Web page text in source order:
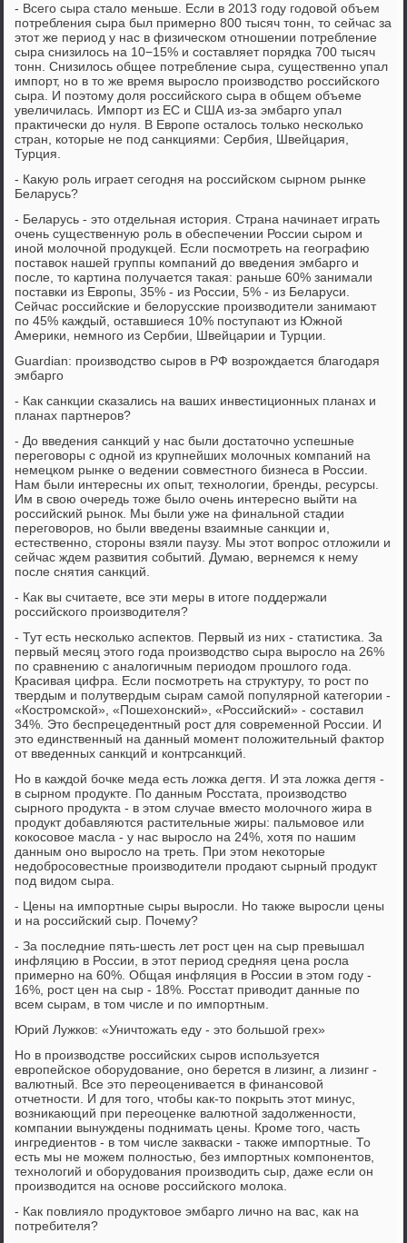
- Всего сыра стало меньше. Если в 2013 году годовой объем
потребления сыра был примерно 800 тысяч тонн, то сейчас за
этот же период у нас в физическом отношении потребление
сыра снизилось на 10−15% и составляет порядка 700 тысяч
тонн. Снизилось общее потребление сыра, существенно упал
импорт, но в то же время выросло производство российского
сыра. И поэтому доля российского сыра в общем объеме
увеличилась. Импорт из ЕС и США из-за эмбарго упал
практически до нуля. В Европе осталось только несколько
стран, которые не под санкциями: Сербия, Швейцария,
Турция.
- Какую роль играет сегодня на российском сырном рынке
Беларусь?
- Беларусь - это отдельная история. Страна начинает играть
очень существенную роль в обеспечении России сыром и
иной молочной продукцей. Если посмотреть на географию
поставок нашей группы компаний до введения эмбарго и
после, то картина получается такая: раньше 60% занимали
поставки из Европы, 35% - из России, 5% - из Беларуси.
Сейчас российские и белорусские производители занимают
по 45% каждый, оставшиеся 10% поступают из Южной
Америки, немного из Сербии, Швейцарии и Турции.
Guardian: производство сыров в РФ возрождается благодаря
эмбарго
- Как санкции сказались на ваших инвестиционных планах и
планах партнеров?
- До введения санкций у нас были достаточно успешные
переговоры с одной из крупнейших молочных компаний на
немецком рынке о ведении совместного бизнеса в России.
Нам были интересны их опыт, технологии, бренды, ресурсы.
Им в свою очередь тоже было очень интересно выйти на
российский рынок. Мы были уже на финальной стадии
переговоров, но были введены взаимные санкции и,
естественно, стороны взяли паузу. Мы этот вопрос отложили и
сейчас ждем развития событий. Думаю, вернемся к нему
после снятия санкций.
- Как вы считаете, все эти меры в итоге поддержали
российского производителя?
- Тут есть несколько аспектов. Первый из них - статистика. За
первый месяц этого года производство сыра выросло на 26%
по сравнению с аналогичным периодом прошлого года.
Красивая цифра. Если посмотреть на структуру, то рост по
твердым и полутвердым сырам самой популярной категории -
«Костромской», «Пошехонский», «Российский» - составил
34%. Это беспрецедентный рост для современной России. И
это единственный на данный момент положительный фактор
от введенных санкций и контрсанкций.
Но в каждой бочке меда есть ложка дегтя. И эта ложка дегтя -
в сырном продукте. По данным Росстата, производство
сырного продукта - в этом случае вместо молочного жира в
продукт добавляются растительные жиры: пальмовое или
кокосовое масла - у нас выросло на 24%, хотя по нашим
данным оно выросло на треть. При этом некоторые
недобросовестные производители продают сырный продукт
под видом сыра.
- Цены на импортные сыры выросли. Но также выросли цены
и на российский сыр. Почему?
- За последние пять-шесть лет рост цен на сыр превышал
инфляцию в России, в этот период средняя цена росла
примерно на 60%. Общая инфляция в России в этом году -
16%, рост цен на сыр - 18%. Росстат приводит данные по
всем сырам, в том числе и по импортным.
Юрий Лужков: «Уничтожать еду - это большой грех»
Но в производстве российских сыров используется
европейское оборудование, оно берется в лизинг, а лизинг -
валютный. Все это переоценивается в финансовой
отчетности. И для того, чтобы как-то покрыть этот минус,
возникающий при переоценке валютной задолженности,
компании вынуждены поднимать цены. Кроме того, часть
ингредиентов - в том числе закваски - также импортные. То
есть мы не можем полностью, без импортных компонентов,
технологий и оборудования производить сыр, даже если он
производится на основе российского молока.
- Как повлияло продуктовое эмбарго лично на вас, как на
потребителя?